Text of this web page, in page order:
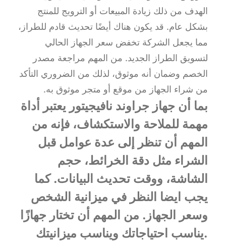
الهدف من ذلك زيادة المبيعات أو الترويج للمنتج
بشكل عام. قد يكون هناك أيضًا تحديث قادم للطراز،
مما يجعل الشركة تخفض سعر الجهاز الحالي
لتسويق الطراز الجديد. من المهم مراجعة مصدر
الخصم وضمان أنه موثوق، لذلك من الضروري التأكد
من شراء الجهاز من موقع أو متجر موثوق به.
بما أن جهاز جراوند نافيجيتور يعتبر أداة
مهمة للملاحة والاستكشاف، فإنه من
المهم أن تنظر إلى عدة عوامل قبل
الشراء مثل دقة الخرائط، حجم
الشاشة، ووقت تحديث البيانات. كما
يجب ايضا النظر في ميزانية الشخص
وسعر الجهاز. من المهم أن تختار جهازًا
يناسب احتياجاتك ويناسب ميزانيتك.